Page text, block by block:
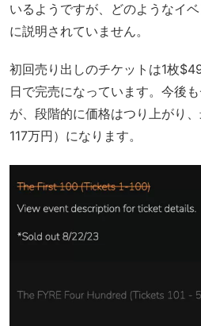
いるようですが、どのようなイ
に説明されていません。
初回売り出しのチケットは1枚
日で完売になっています。今後
が、段階的に価格はつり上がり
117万円）になります。